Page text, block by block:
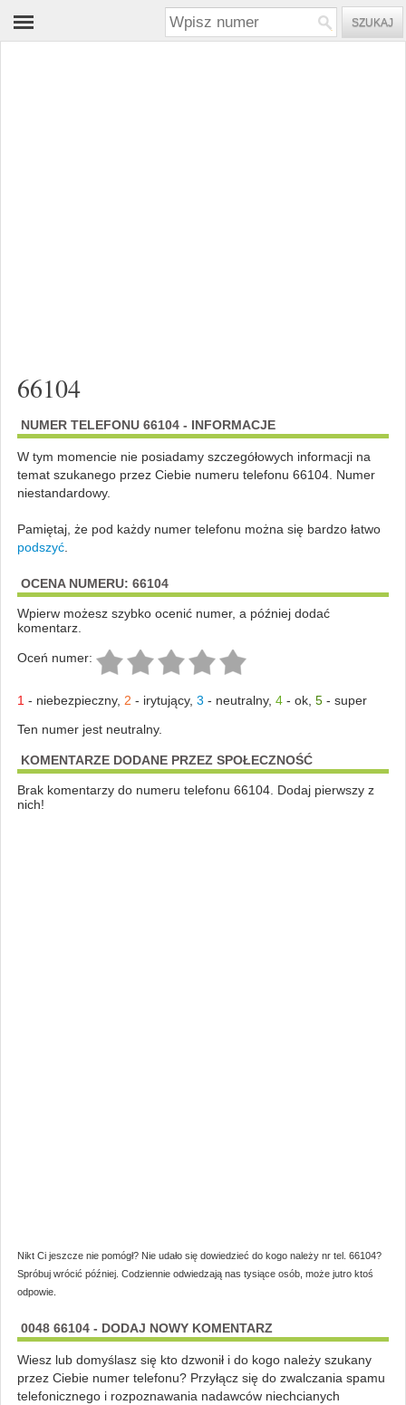
66104
NUMER TELEFONU 66104 - INFORMACJE
W tym momencie nie posiadamy szczegółowych informacji na
temat szukanego przez Ciebie numeru telefonu 66104. Numer
niestandardowy.
Pamiętaj, że pod każdy numer telefonu można się bardzo łatwo
podszyć.
OCENA NUMERU: 66104
Wpierw możesz szybko ocenić numer, a później dodać
komentarz.
Oceń numer:
1 - niebezpieczny, 2 - irytujący, 3 - neutralny, 4- ok, 5- super
Ten numer jest neutralny.
KOMENTARZE DODANE PRZEZ SPOŁECZNOŚĆ
Brak komentarzy do numeru telefonu 66104. Dodaj pierwszy z
nich!
Nikt Ci jeszcze nie pomógł? Nie udało się dowiedzieć do kogo należy nr tel. 66104?
Spróbuj wrócić później. Codziennie odwiedzają nas tysiące osób, może jutro ktoś
odpowie.
0048 66104 - DODAJ NOWY KOMENTARZ
Wiesz lub domyślasz się kto dzwonił i do kogo należy szukany
przez Ciebie numer telefonu? Przyłącz się do zwalczania spamu
telefonicznego i rozpoznawania nadawców niechcianych